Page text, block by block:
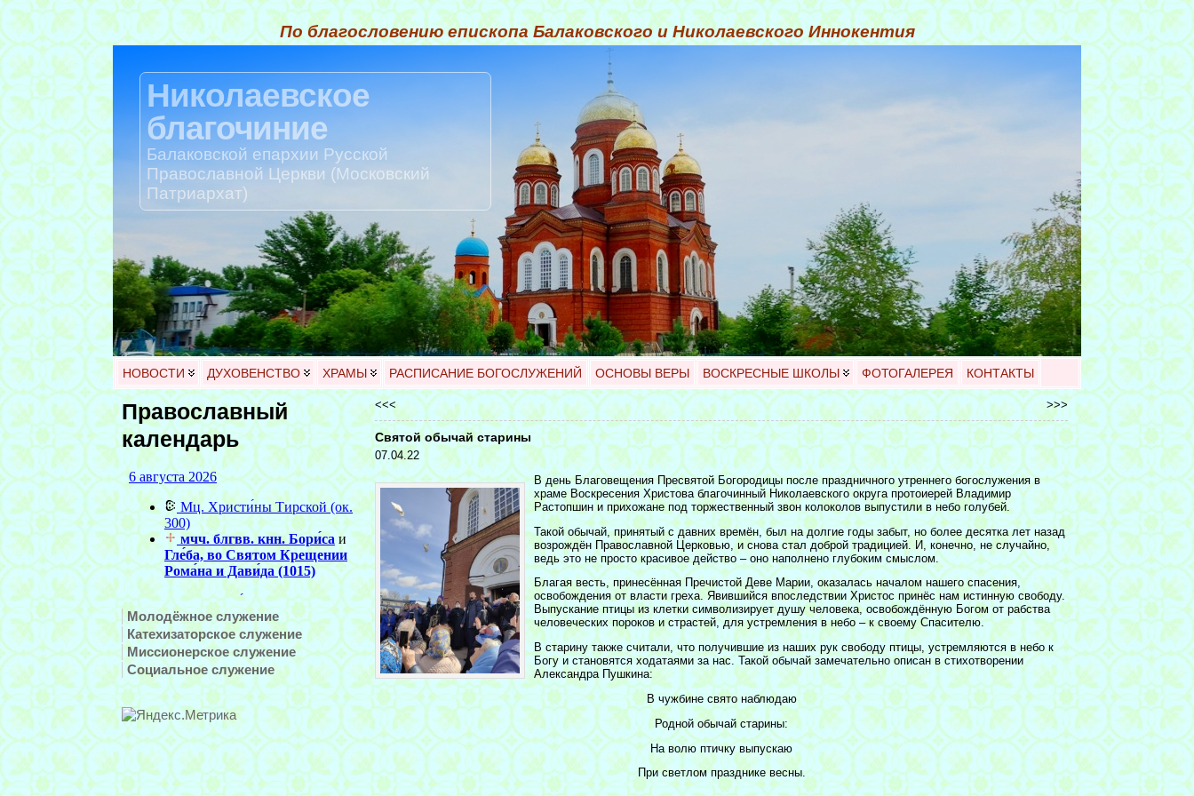
По благословению епископа Балаковского и Николаевского Иннокентия
Николаевское
благочиние
Балаковской епархии Русской
Православной Церкви (Московский
Патриархат)
НОВОСТИ ДУХОВЕНСТВО ХРАМЫ РАСПИСАНИЕ БОГОСЛУЖЕНИЙ ОСНОВЫ ВЕРЫ ВОСКРЕСНЫЕ ШКОЛЫ ФОТОГАЛЕРЕЯ КОНТАКТЫ
Православный
календарь
Молодёжное служение
Катехизаторское служение
Миссионерское служение
Социальное служение
<<< >>>
Святой обычай старины
07.04.22
В день Благовещения Пресвятой Богородицы после праздничного утреннего богослужения в
храме Воскресения Христова благочинный Николаевского округа протоиерей Владимир
Растопшин и прихожане под торжественный звон колоколов выпустили в небо голубей.
Такой обычай, принятый с давних времён, был на долгие годы забыт, но более десятка лет назад
возрождён Православной Церковью, и снова стал доброй традицией. И, конечно, не случайно,
ведь это не просто красивое действо – оно наполнено глубоким смыслом.
Благая весть, принесённая Пречистой Деве Марии, оказалась началом нашего спасения,
освобождения от власти греха. Явившийся впоследствии Христос принёс нам истинную свободу.
Выпускание птицы из клетки символизирует душу человека, освобождённую Богом от рабства
человеческих пороков и страстей, для устремления в небо – к своему Спасителю.
В старину также считали, что получившие из наших рук свободу птицы, устремляются в небо к
Богу и становятся ходатаями за нас. Такой обычай замечательно описан в стихотворении
Александра Пушкина:
В чужбине свято наблюдаю
Родной обычай старины:
На волю птичку выпускаю
При светлом празднике весны.